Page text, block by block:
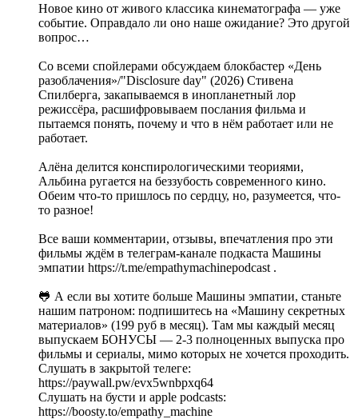
Новое кино от живого классика кинематографа — уже
событие. Оправдало ли оно наше ожидание? Это другой
вопрос…
Со всеми спойлерами обсуждаем блокбастер «День
разоблачения»/"Disclosure day" (2026) Стивена
Спилберга, закапываемся в инопланетный лор
режиссёра, расшифровываем послания фильма и
пытаемся понять, почему и что в нём работает или не
работает.
Алёна делится конспирологическими теориями,
Альбина ругается на беззубость современного кино.
Обеим что-то пришлось по сердцу, но, разумеется, что-
то разное!
Все ваши комментарии, отзывы, впечатления про эти
фильмы ждём в телеграм-канале подкаста Машины
эмпатии https://t.me/empathymachinepodcast .
🐸 А если вы хотите больше Машины эмпатии, станьте
нашим патроном: подпишитесь на «Машину секретных
материалов» (199 руб в месяц). Там мы каждый месяц
выпускаем БОНУСЫ — 2-3 полноценных выпуска про
фильмы и сериалы, мимо которых не хочется проходить.
Слушать в закрытой телеге:
https://paywall.pw/evx5wnbpxq64
Слушать на бусти и apple podcasts:
https://boosty.to/empathy_machine